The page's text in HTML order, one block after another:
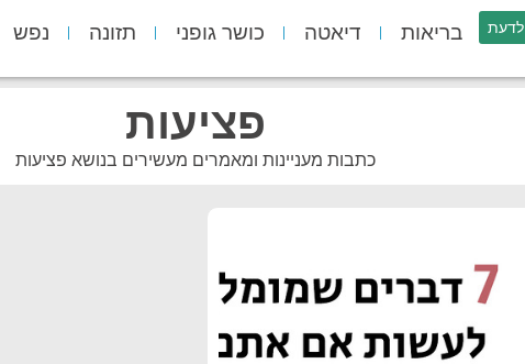
לדעת בריאות דיאטה כושר גופני תזונה נפש
פציעות
כתבות מעניינות ומאמרים מעשירים בנושא פציעות